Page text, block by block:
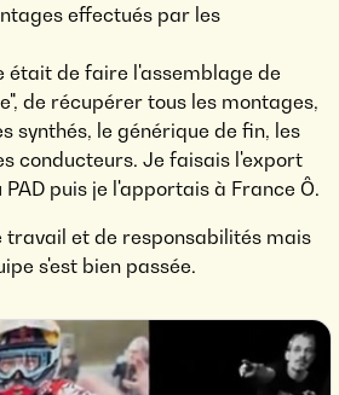
effectués par les
était de faire l'assemblage de
de récupérer tous les montages,
synthés, le générique de fin, les
conducteurs. Je faisais l'export
puis je l'apportais à France Ô.
travail et de responsabilités mais
s'est bien passée.